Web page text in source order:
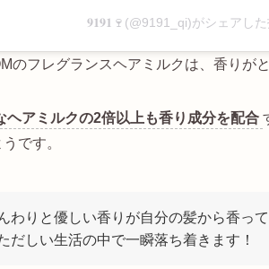
𝟗𝟏𝟗𝟏🍷(@9191_qi)がシェアし
のフレグランスヘアミルクは、香りが
ヘアミルクの2倍以上も香り成分を配合
です。
わりと優しい香りが自分の髪から香っ
だしい生活の中で一瞬落ち着きます！